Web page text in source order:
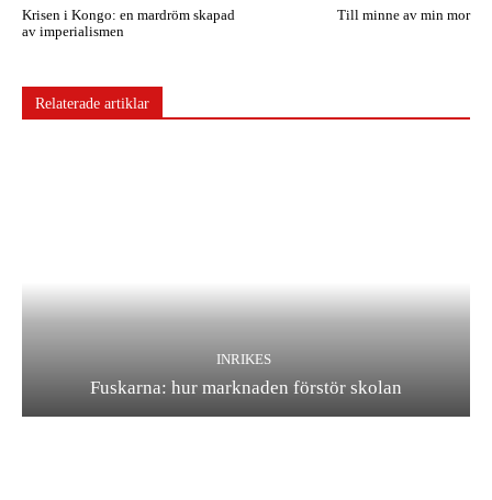
Krisen i Kongo: en mardröm skapad
av imperialismen
Till minne av min mor
Relaterade artiklar
INRIKES
Fuskarna: hur marknaden förstör skolan